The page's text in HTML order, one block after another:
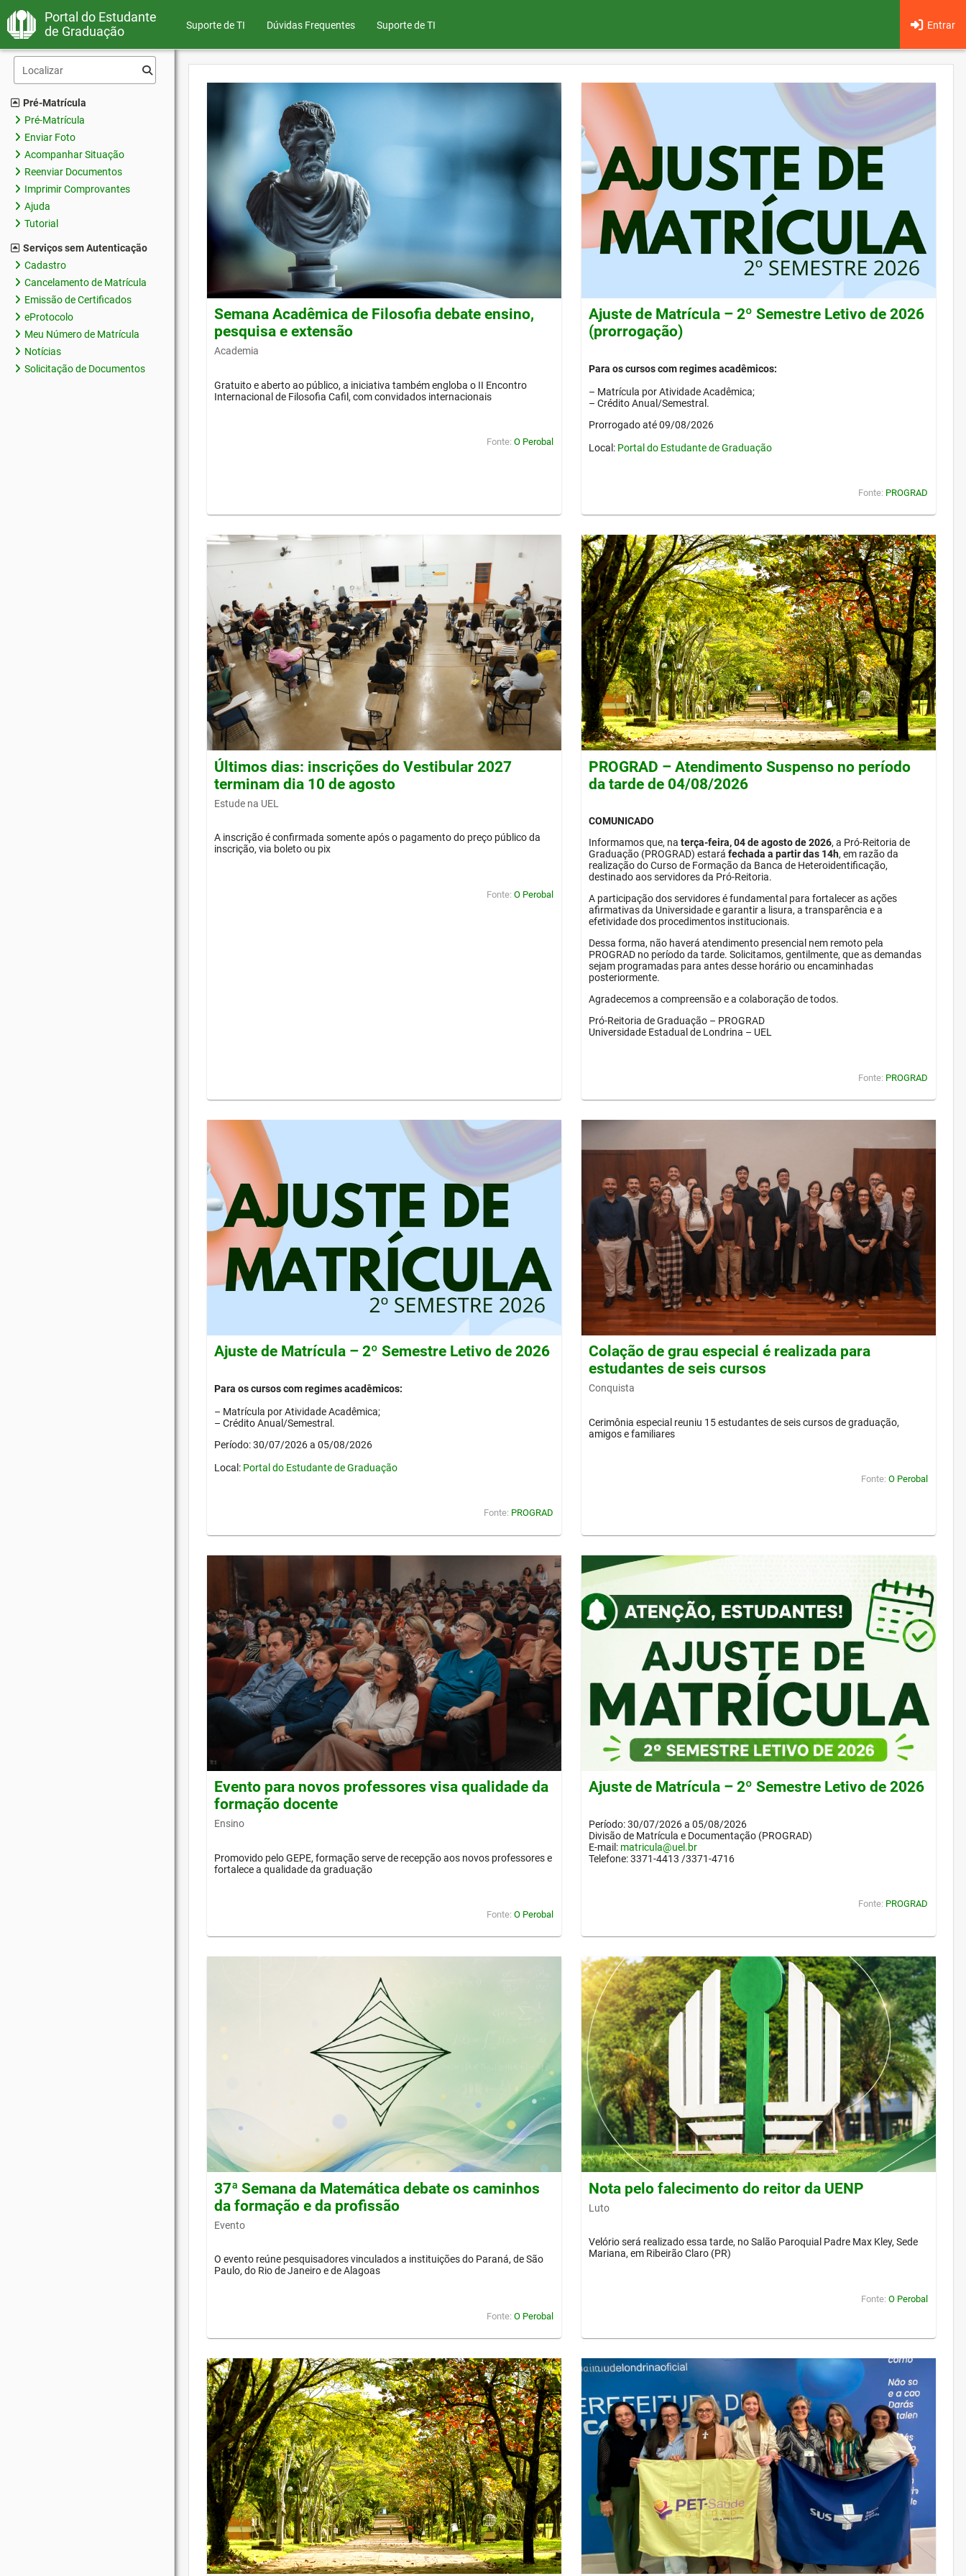
Portal do Estudante
de Graduação
Suporte de TI Dúvidas Frequentes Entrar
Suporte de TI
Pré-Matrícula
Pré-Matrícula
Enviar Foto
Acompanhar Situação
Reenviar Documentos
Imprimir Comprovantes
Ajuda
Tutorial
Serviços sem Autenticação
Cadastro
Cancelamento de Matrícula
Emissão de Certificados
eProtocolo
Meu Número de Matrícula
Notícias
Solicitação de Documentos
Semana Acadêmica de Filosofia debate ensino,
pesquisa e extensão
Academia
Gratuito e aberto ao público, a iniciativa também engloba o II Encontro
Internacional de Filosofia Cafil, com convidados internacionais
Fonte: O Perobal
Ajuste de Matrícula – 2º Semestre Letivo de 2026
(prorrogação)
Para os cursos com regimes acadêmicos:
– Matrícula por Atividade Acadêmica;
– Crédito Anual/Semestral.
Prorrogado até 09/08/2026
Local: Portal do Estudante de Graduação
Fonte: PROGRAD
Últimos dias: inscrições do Vestibular 2027
terminam dia 10 de agosto
Estude na UEL
A inscrição é confirmada somente após o pagamento do preço público da
inscrição, via boleto ou pix
Fonte: O Perobal
PROGRAD – Atendimento Suspenso no período
da tarde de 04/08/2026
COMUNICADO
Informamos que, na terça-feira, 04 de agosto de 2026, a Pró-Reitoria de
Graduação (PROGRAD) estará fechada a partir das 14h, em razão da
realização do Curso de Formação da Banca de Heteroidentificação,
destinado aos servidores da Pró-Reitoria.
A participação dos servidores é fundamental para fortalecer as ações
afirmativas da Universidade e garantir a lisura, a transparência e a
efetividade dos procedimentos institucionais.
Dessa forma, não haverá atendimento presencial nem remoto pela
PROGRAD no período da tarde. Solicitamos, gentilmente, que as demandas
sejam programadas para antes desse horário ou encaminhadas
posteriormente.
Agradecemos a compreensão e a colaboração de todos.
Pró-Reitoria de Graduação – PROGRAD
Universidade Estadual de Londrina – UEL
Fonte: PROGRAD
Ajuste de Matrícula – 2º Semestre Letivo de 2026
Para os cursos com regimes acadêmicos:
– Matrícula por Atividade Acadêmica;
– Crédito Anual/Semestral.
Período: 30/07/2026 a 05/08/2026
Local: Portal do Estudante de Graduação
Fonte: PROGRAD
Colação de grau especial é realizada para
estudantes de seis cursos
Conquista
Cerimônia especial reuniu 15 estudantes de seis cursos de graduação,
amigos e familiares
Fonte: O Perobal
Evento para novos professores visa qualidade da
formação docente
Ensino
Promovido pelo GEPE, formação serve de recepção aos novos professores e
fortalece a qualidade da graduação
Fonte: O Perobal
Ajuste de Matrícula – 2º Semestre Letivo de 2026
Período: 30/07/2026 a 05/08/2026
Divisão de Matrícula e Documentação (PROGRAD)
E-mail: matricula@uel.br
Telefone: 3371-4413 /3371-4716
Fonte: PROGRAD
37ª Semana da Matemática debate os caminhos
da formação e da profissão
Evento
O evento reúne pesquisadores vinculados a instituições do Paraná, de São
Paulo, do Rio de Janeiro e de Alagoas
Fonte: O Perobal
Nota pelo falecimento do reitor da UENP
Luto
Velório será realizado essa tarde, no Salão Paroquial Padre Max Kley, Sede
Mariana, em Ribeirão Claro (PR)
Fonte: O Perobal